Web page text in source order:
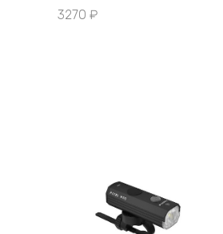
3270 ₽